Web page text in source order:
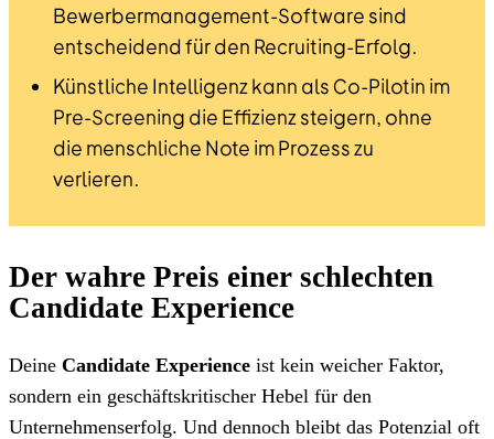
Bewerbermanagement-Software sind
entscheidend für den Recruiting-Erfolg.
Künstliche Intelligenz kann als Co-Pilotin im
Pre-Screening die Effizienz steigern, ohne
die menschliche Note im Prozess zu
verlieren.
Der wahre Preis einer schlechten
Candidate Experience
Deine Candidate Experience ist kein weicher Faktor,
sondern ein geschäftskritischer Hebel für den
Unternehmenserfolg. Und dennoch bleibt das Potenzial oft